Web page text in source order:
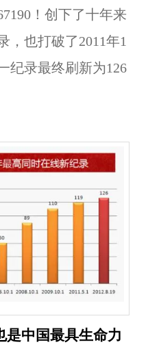
！创下了十年来
，也打破了2011年1
纪录最终刷新为126
是中国最具生命力